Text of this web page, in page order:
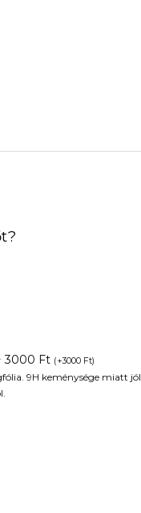
3000 Ft (+3000 Ft)
9H keménysége miatt jól